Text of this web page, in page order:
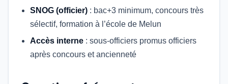
SNOG (officier) : bac+3 minimum, concours très
sélectif, formation à l’école de Melun
Accès interne : sous-officiers promus officiers
après concours et ancienneté